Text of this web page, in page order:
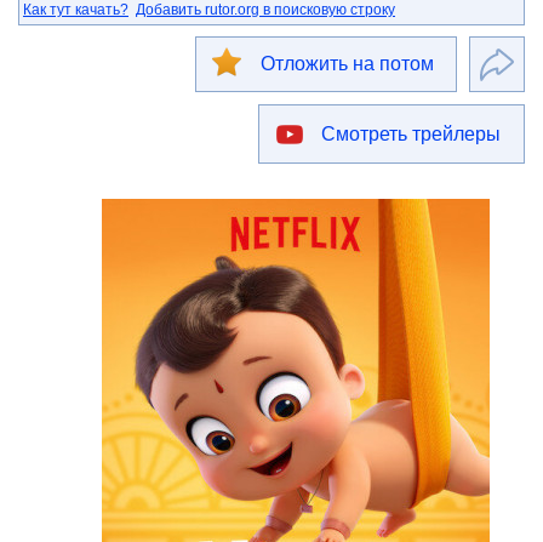
Как тут качать? Добавить rutor.org в поисковую строку
Отложить на потом
Смотреть трейлеры